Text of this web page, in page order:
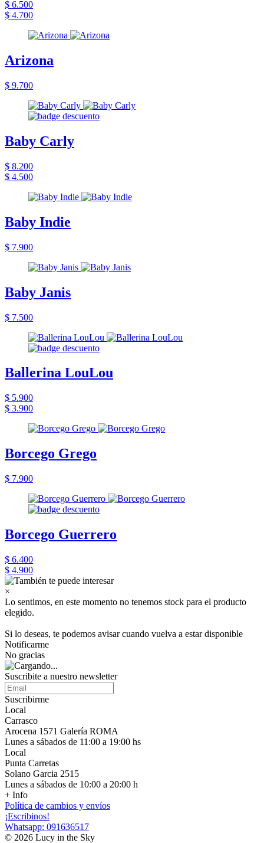
$ 6.500
$ 4.700
Arizona
$ 9.700
Baby Carly
$ 8.200
$ 4.500
Baby Indie
$ 7.900
Baby Janis
$ 7.500
Ballerina LouLou
$ 5.900
$ 3.900
Borcego Grego
$ 7.900
Borcego Guerrero
$ 6.400
$ 4.900
×
Lo sentimos, en este momento no tenemos stock para el producto
elegido.
Si lo deseas, te podemos avisar cuando vuelva a estar disponible
Notificarme
No gracias
Suscribite a nuestro newsletter
Suscribirme
Local
Carrasco
Arocena 1571 Galería ROMA
Lunes a sábados de 11:00 a 19:00 hs
Local
Punta Carretas
Solano Garcia 2515
Lunes a sábados de 10:00 a 20:00 h
+ Info
Política de cambios y envíos
¡Escribinos!
Whatsapp: 091636517
© 2026 Lucy in the Sky